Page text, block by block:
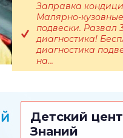
Заправка
Малярно-
подвески. Развал
диагностика!
диагностика
на...
Детский
Знаний